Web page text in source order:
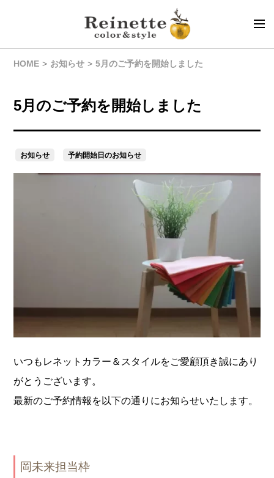
HOME お知らせ 5月のご予約を開始しました
5月のご予約を開始しました
お知らせ 予約開始日のお知らせ
いつもレネットカラー＆スタイルをご愛顧頂き誠にあり
がとうございます。
最新のご予約情報を以下の通りにお知らせいたします。
岡未来担当枠